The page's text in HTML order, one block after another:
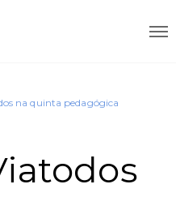
na quinta pedagógica